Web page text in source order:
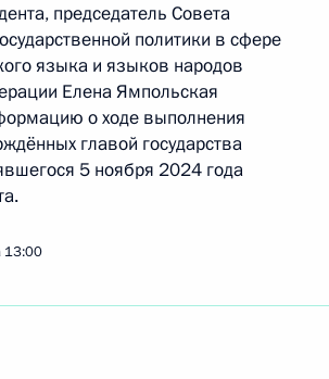
председатель Совета
политики в сфере
языка и языков народов
Елена Ямпольская
о ходе выполнения
главой государства
5 ноября 2024 года
13:00